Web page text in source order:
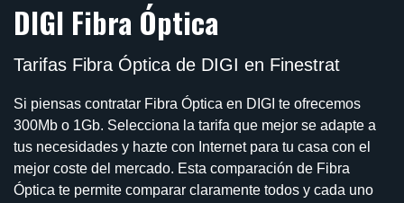
DIGI Fibra Óptica
Tarifas Fibra Óptica de DIGI en Finestrat
Si piensas contratar Fibra Óptica en DIGI te ofrecemos
300Mb o 1Gb. Selecciona la tarifa que mejor se adapte a
tus necesidades y hazte con Internet para tu casa con el
mejor coste del mercado. Esta comparación de Fibra
Óptica te permite comparar claramente todos y cada uno